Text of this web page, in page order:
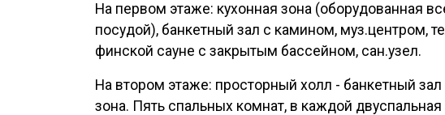
На первом этаже: кухонная зона (оборудованная
посудой), банкетный зал с камином, муз.центром,
финской сауне с закрытым бассейном, сан.узел.
На втором этаже: просторный холл - банкетный
зона. Пять спальных комнат, в каждой двуспальная